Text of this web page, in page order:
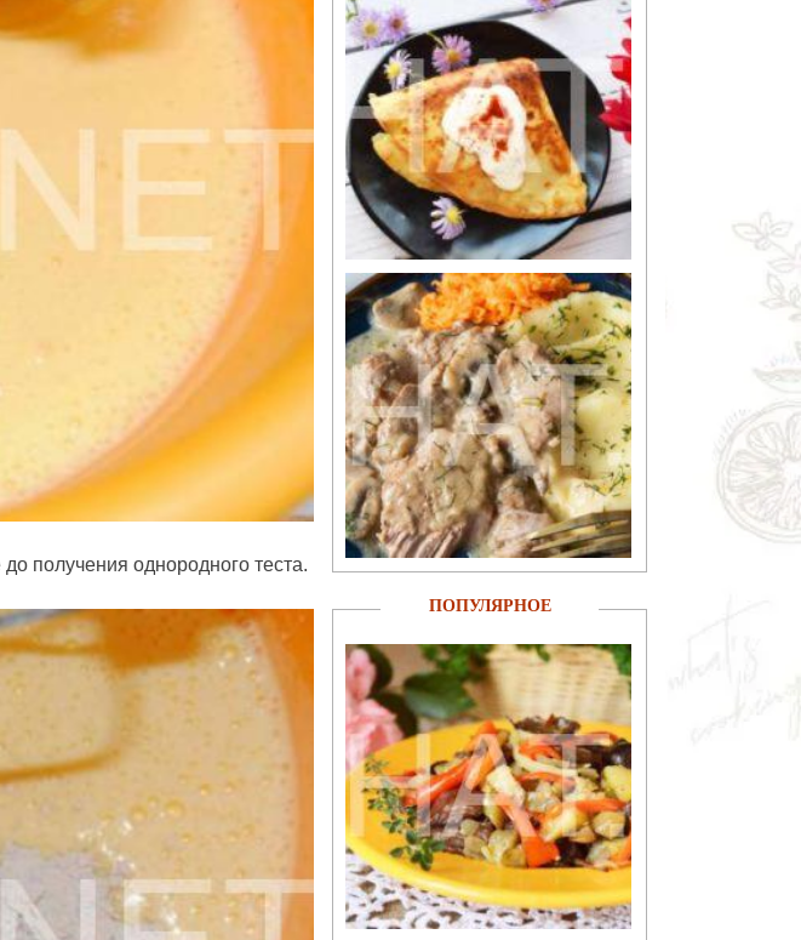
получения однородного теста.
ПОПУЛЯРНОЕ